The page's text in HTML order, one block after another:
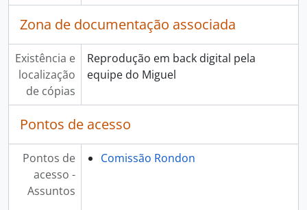
Zona de documentação associada
Existência e
localização
de cópias
Reprodução em back digital pela
equipe do Miguel
Pontos de acesso
Pontos de
acesso -
Assuntos
Comissão Rondon